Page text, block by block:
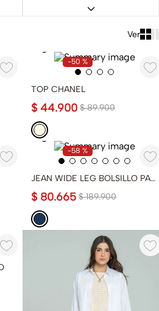
-50 %
TOP CHANEL
$ 89.900
$ 44.900
-58 %
JEAN WIDE LEG BOLSILLO PARCHE
$ 189.900
$ 80.665